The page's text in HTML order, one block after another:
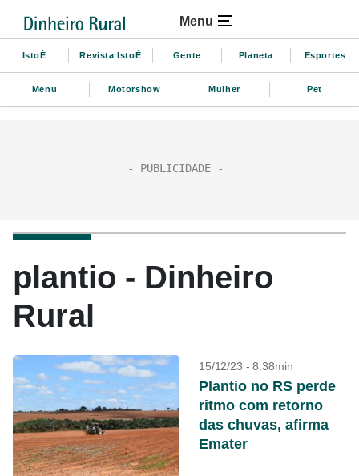
Menu
IstoÉ Revista IstoÉ Gente Planeta Esportes
Menu Motorshow Mulher Pet
plantio - Dinheiro
Rural
15/12/23 - 8:38min
Plantio no RS perde
ritmo com retorno
das chuvas, afirma
Emater